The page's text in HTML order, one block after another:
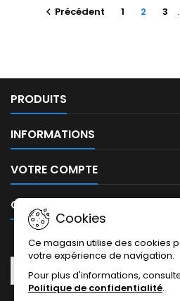
 Précédent 1 2 3
PRODUITS
INFORMATIONS
VOTRE COMPTE
CONTACT
Cookies
Ce magasin utilise des cookies
votre expérience de navigation.
Pour plus d'informations,
Politique de confidentialité.
LETTRE